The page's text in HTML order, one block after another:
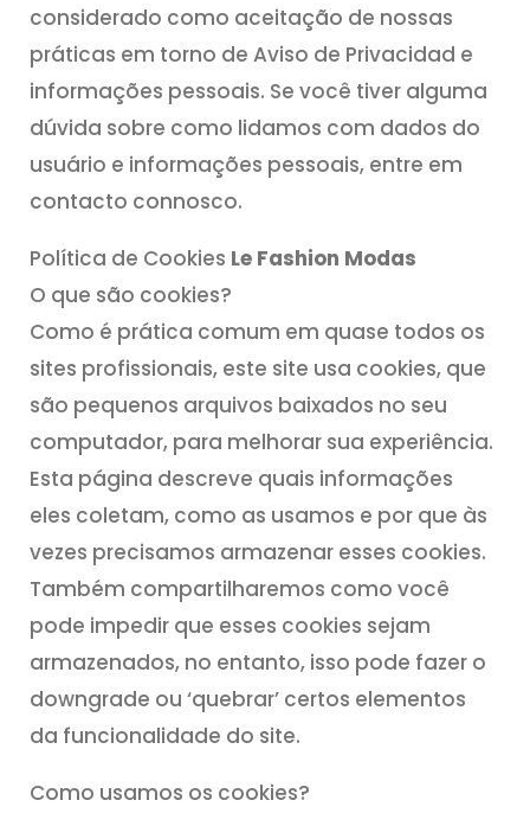
considerado como aceitação de nossas
práticas em torno de Aviso de Privacidad e
informações pessoais. Se você tiver alguma
dúvida sobre como lidamos com dados do
usuário e informações pessoais, entre em
contacto connosco.
Política de Cookies Le Fashion Modas
O que são cookies?
Como é prática comum em quase todos os
sites profissionais, este site usa cookies, que
são pequenos arquivos baixados no seu
computador, para melhorar sua experiência.
Esta página descreve quais informações
eles coletam, como as usamos e por que às
vezes precisamos armazenar esses cookies.
Também compartilharemos como você
pode impedir que esses cookies sejam
armazenados, no entanto, isso pode fazer o
downgrade ou ‘quebrar’ certos elementos
da funcionalidade do site.
Como usamos os cookies?